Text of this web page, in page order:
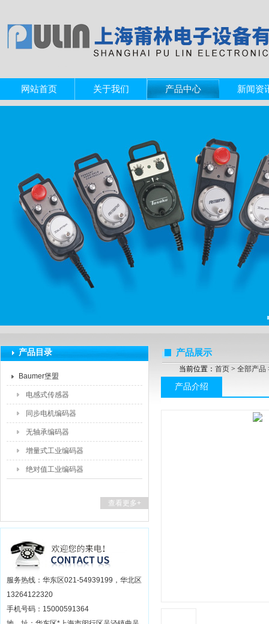
网站首页 关于我们 产品中心 新闻资
产品目录
Baumer堡盟
电感式传感器
同步电机编码器
无轴承编码器
增量式工业编码器
绝对值工业编码器
查看更多+
服务热线：华东区021-54939199，华北区
13264122320
手机号码：15000591364
产品展示
当前位置： 首页 > 全部产品
产品介绍